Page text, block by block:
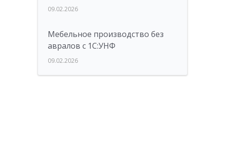
09.02.2026
Мебельное производство без
авралов с 1С:УНФ
09.02.2026